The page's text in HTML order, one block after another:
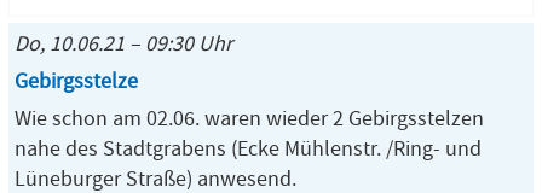
Do, 10.06.21 – 09:30 Uhr
Gebirgsstelze
Wie schon am 02.06. waren wieder 2 Gebirgsstelzen
nahe des Stadtgrabens (Ecke Mühlenstr. /Ring- und
Lüneburger Straße) anwesend.